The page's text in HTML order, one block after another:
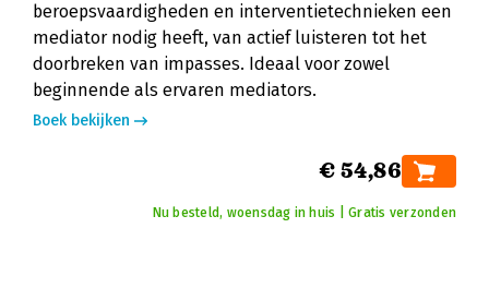
beroepsvaardigheden en interventietechnieken een
mediator nodig heeft, van actief luisteren tot het
doorbreken van impasses. Ideaal voor zowel
beginnende als ervaren mediators.
Boek bekijken
€ 54,86
Nu besteld, woensdag in huis | Gratis verzonden